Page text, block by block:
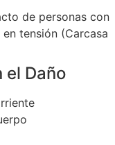
de personas con
tensión (Carcasa
el Daño